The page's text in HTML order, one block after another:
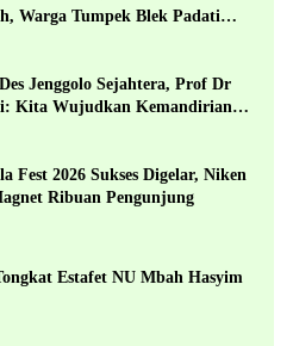
Warga Tumpek Blek Padati
Jenggolo Sejahtera, Prof Dr
Kita Wujudkan Kemandirian
Desa
Fest 2026 Sukses Digelar, Niken
Ribuan Pengunjung
Estafet NU Mbah Hasyim